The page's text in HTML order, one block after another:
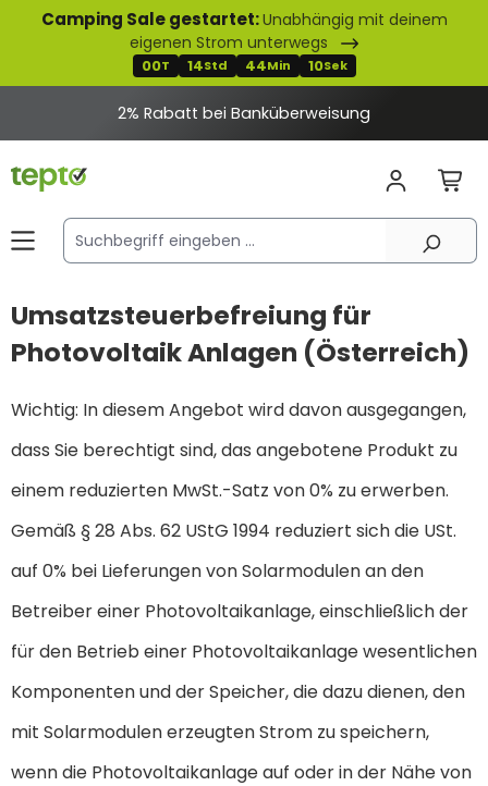
springen
Camping Sale gestartet:Unabhängig mit deinem
eigenen Strom unterwegs
00T 14Std 44Min 10Sek
2% Rabatt bei Banküberweisung
Umsatzsteuerbefreiung für
Photovoltaik Anlagen (Österreich)
Wichtig: In diesem Angebot wird davon ausgegangen,
dass Sie berechtigt sind, das angebotene Produkt zu
einem reduzierten MwSt.-Satz von 0% zu erwerben.
Gemäß § 28 Abs. 62 UStG 1994 reduziert sich die USt.
auf 0% bei Lieferungen von Solarmodulen an den
Betreiber einer Photovoltaikanlage, einschließlich der
für den Betrieb einer Photovoltaikanlage wesentlichen
Komponenten und der Speicher, die dazu dienen, den
mit Solarmodulen erzeugten Strom zu speichern,
wenn die Photovoltaikanlage auf oder in der Nähe von